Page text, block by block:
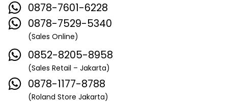
0878-7601-6228
0878-7529-5340
(Sales Online)
0852-8205-8958
(Sales Retail – Jakarta)
0878-1177-8788
(Roland Store Jakarta)